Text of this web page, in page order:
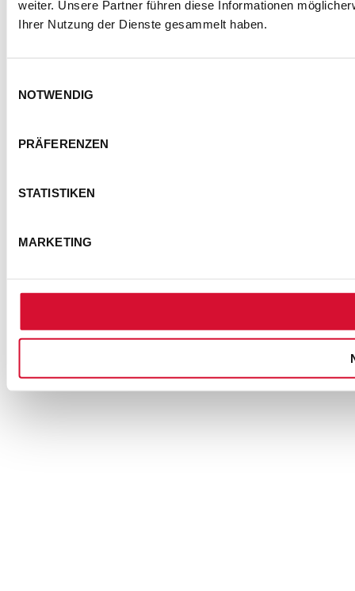
weiter. Unsere Partner führen diese Informationen
Ihrer Nutzung der Dienste gesammelt haben.
NOTWENDIG
PRÄFERENZEN
STATISTIKEN
MARKETING